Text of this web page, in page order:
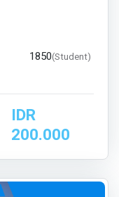
1850(Student)
IDR
200.000